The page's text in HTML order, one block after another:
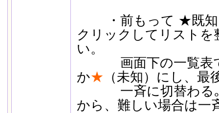
・前もって ★既知
クリックしてリストを
い。
画面下の一覧表で
か★ （未知）にし、最
一斉に切替わる｡
から、難しい場合は一